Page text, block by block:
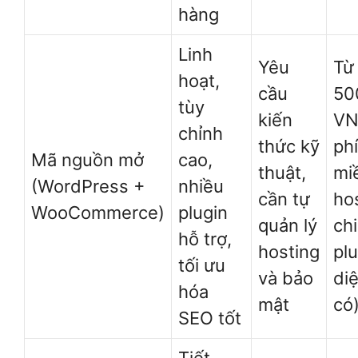
hàng
Mã nguồn mở
(WordPress +
WooCommerce)
Linh
hoạt,
tùy
chỉnh
cao,
nhiều
plugin
hỗ trợ,
tối ưu
hóa
SEO tốt
Yêu
cầu
kiến
thức kỹ
thuật,
cần tự
quản lý
hosting
và bảo
mật
Từ